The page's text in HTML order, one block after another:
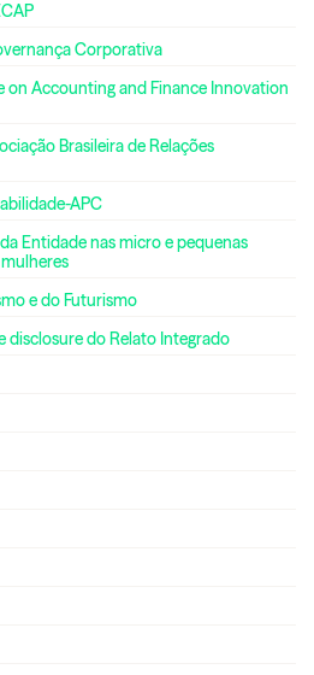
Corporativa
Accounting and Finance Innovation
Brasileira de Relações
APC
Entidade nas micro e pequenas
e do Futurismo
disclosure do Relato Integrado